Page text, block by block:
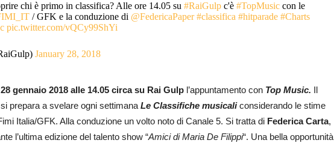
chi è primo in classifica? Alle ore 14.05 su #RaiGulpc'è #TopMusiccon le
/ GFK e la conduzione di @FedericaPaper #classifica #hitparade #Charts
pic.twitter.com/vQCy99ShYi
January 28, 2018
gennaio 2018 alle 14.05 circa su Rai Gulp l’appuntamento con Top Music. Il
prepara a svelare ogni settimana Le Classifiche musicaliconsiderando le stime
Italia/GFK. Alla conduzione un volto noto di Canale 5. Si tratta di Federica Carta,
l’ultima edizione del talento show “Amici di Maria De Filippi“. Una bella opportunità